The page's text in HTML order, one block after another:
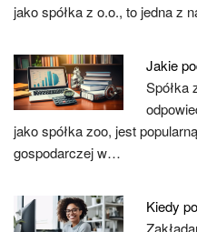
jako spółka z o.o., to jedna z
Jakie
Spółka
jako spółka zoo, jest
gospodarczej w…
Kiedy